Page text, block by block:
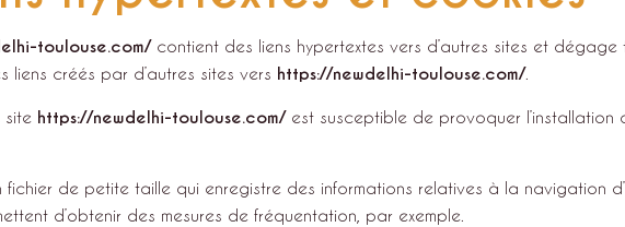
toulouse.com/contient des liens hypertextes vers d’autres sites et
liens créés par d’autres sites vers https://newdelhi-toulouse.com/.
site https://newdelhi-toulouse.com/est susceptible de provoquer l’installation
fichier de petite taille qui enregistre des informations relatives à la navigation
d’obtenir des mesures de fréquentation, par exemple.